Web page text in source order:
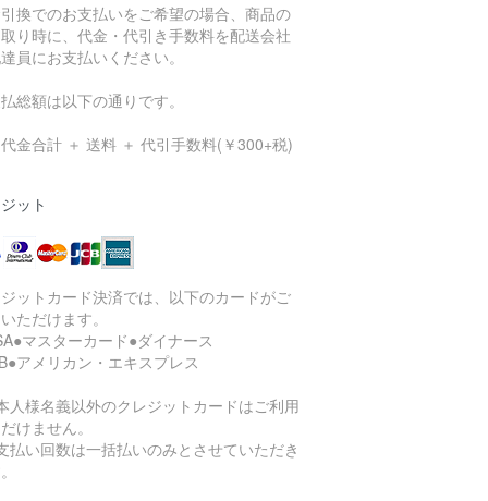
換でのお支払いをご希望の場合、商品の
り時に、代金・代引き手数料を配送会社
員にお支払いください。
総額は以下の通りです。
金合計 ＋ 送料 ＋ 代引手数料(￥300+税)
ット
ットカード決済では、以下のカードがご
ただけます。
マスターカード●ダイナース
アメリカン・エキスプレス
人様名義以外のクレジットカードはご利用
けません。
払い回数は一括払いのみとさせていただき